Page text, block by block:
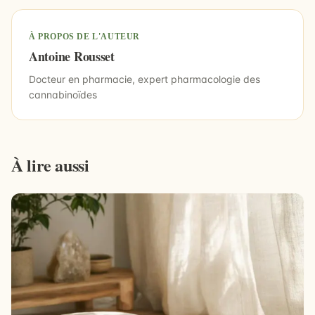
À PROPOS DE L'AUTEUR
Antoine Rousset
Docteur en pharmacie, expert pharmacologie des
cannabinoïdes
À lire aussi